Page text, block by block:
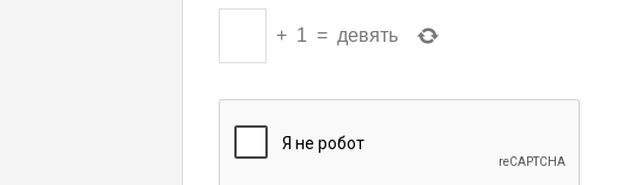
+ 1 = девять